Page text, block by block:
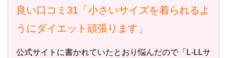
良い口コミ31「小さいサイズを着られるよ
うにダイエット頑張ります」
公式サイトに書かれていたとおり悩んだので「L-LLサ